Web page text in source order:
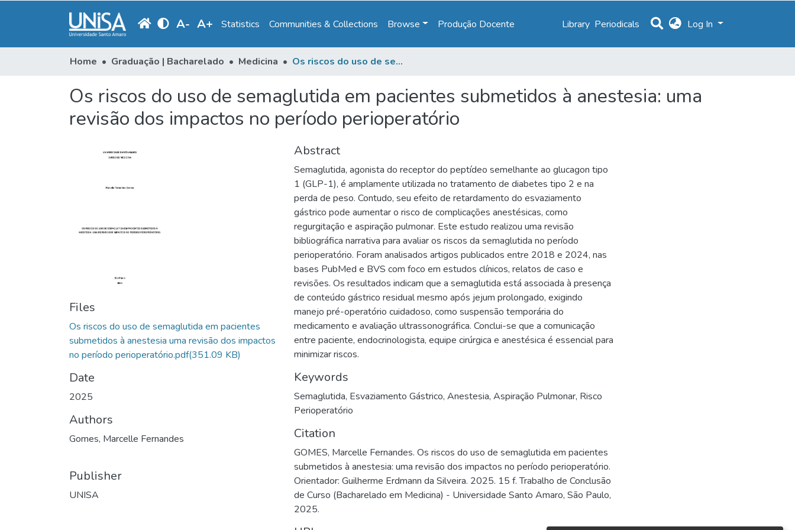
A- A+ Statistics Communities & Collections Browse Produção Docente Library Periodicals Log In
Home Graduação | Bacharelado Medicina Os riscos do uso de semaglutida em pacientes submetidos à anestesia: uma revisão dos impactos no período perioperatório
Os riscos do uso de semaglutida em pacientes submetidos à anestesia: uma
revisão dos impactos no período perioperatório
Files
Os riscos do uso de semaglutida em pacientes
submetidos à anestesia uma revisão dos impactos
no período perioperatório.pdf(351.09 KB)
Date
2025
Authors
Gomes, Marcelle Fernandes
Publisher
UNISA
Abstract
Semaglutida, agonista do receptor do peptídeo semelhante ao glucagon tipo
1 (GLP-1), é amplamente utilizada no tratamento de diabetes tipo 2 e na
perda de peso. Contudo, seu efeito de retardamento do esvaziamento
gástrico pode aumentar o risco de complicações anestésicas, como
regurgitação e aspiração pulmonar. Este estudo realizou uma revisão
bibliográfica narrativa para avaliar os riscos da semaglutida no período
perioperatório. Foram analisados artigos publicados entre 2018 e 2024, nas
bases PubMed e BVS com foco em estudos clínicos, relatos de caso e
revisões. Os resultados indicam que a semaglutida está associada à presença
de conteúdo gástrico residual mesmo após jejum prolongado, exigindo
manejo pré-operatório cuidadoso, como suspensão temporária do
medicamento e avaliação ultrassonográfica. Conclui-se que a comunicação
entre paciente, endocrinologista, equipe cirúrgica e anestésica é essencial para
minimizar riscos.
Keywords
Semaglutida, Esvaziamento Gástrico, Anestesia, Aspiração Pulmonar, Risco
Perioperatório
Citation
GOMES, Marcelle Fernandes. Os riscos do uso de semaglutida em pacientes
submetidos à anestesia: uma revisão dos impactos no período perioperatório.
Orientador: Guilherme Erdmann da Silveira. 2025. 15 f. Trabalho de Conclusão
de Curso (Bacharelado em Medicina) - Universidade Santo Amaro, São Paulo,
2025.